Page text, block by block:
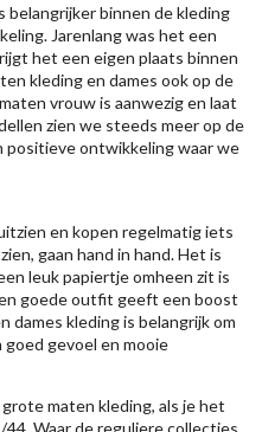
binnen de kleding
Jarenlang was het een
het een eigen plaats binnen
kleding en dames ook op de
vrouw is aanwezig en laat
zien we steeds meer op de
positieve ontwikkeling waar we
en kopen regelmatig iets
gaan hand in hand. Het is
leuk papiertje omheen zit is
goede outfit geeft een boost
dames kleding is belangrijk om
gevoel en mooie
maten kleding, als je het
Waar de reguliere collecties